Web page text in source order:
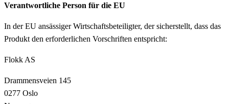
Verantwortliche Person für die EU
In der EU ansässiger Wirtschaftsbeteiligter, der sicherstellt, dass das
Produkt den erforderlichen Vorschriften entspricht:
Flokk AS
Drammensveien 145
0277 Oslo